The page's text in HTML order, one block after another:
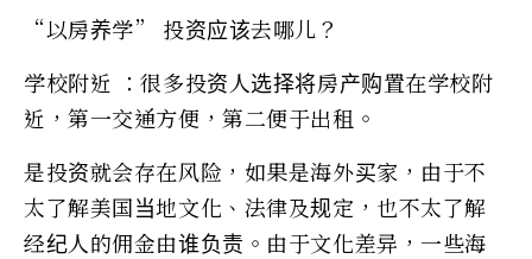
“以房养学” 投资应该去哪儿？
学校附近 ：很多投资人选择将房产购置在学校附
近，第一交通方便，第二便于出租。
是投资就会存在风险，如果是海外买家，由于不
太了解美国当地文化、法律及规定，也不太了解
经纪人的佣金由谁负责。由于文化差异，一些海